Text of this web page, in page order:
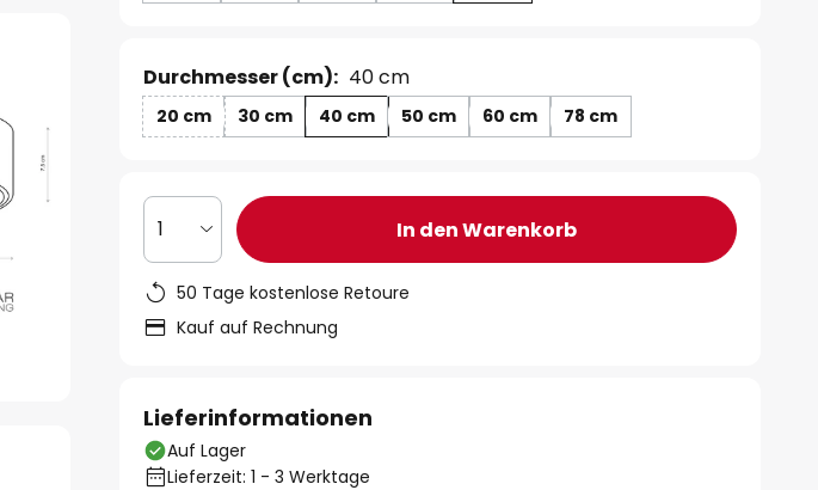
Durchmesser (cm): 40 cm
20 cm 30 cm 40 cm 50 cm 60 cm 78 cm
1 In den Warenkorb
50 Tage kostenlose Retoure
Kauf auf Rechnung
Lieferinformationen
Auf Lager
Lieferzeit: 1 - 3 Werktage